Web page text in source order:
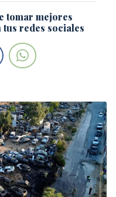
tomar mejores
redes sociales